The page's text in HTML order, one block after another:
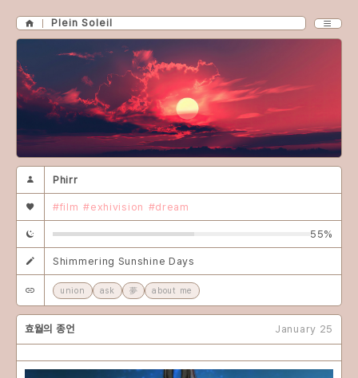
Plein Soleil
Phirr
#film #exhivision #dream
55%
Shimmering Sunshine Days
union ask 夢 about me
효월의 종언 January 25